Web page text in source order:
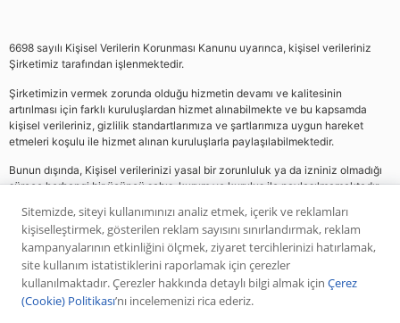
6698 sayılı Kişisel Verilerin Korunması Kanunu uyarınca, kişisel verileriniz
Şirketimiz tarafından işlenmektedir.
Şirketimizin vermek zorunda olduğu hizmetin devamı ve kalitesinin
artırılması için farklı kuruluşlardan hizmet alınabilmekte ve bu kapsamda
kişisel verileriniz, gizlilik standartlarımıza ve şartlarımıza uygun hareket
etmeleri koşulu ile hizmet alınan kuruluşlarla paylaşılabilmektedir.
Bunun dışında, Kişisel verilerinizi yasal bir zorunluluk ya da izniniz olmadığı
sürece herhangi bir üçüncü şahıs, kurum ve kuruluş ile paylaşılmamaktadır.
Web sitemizde yer alan analiz, yorum ve tavsiyeler yatırım danışmanlığı
kapsamında değildir. Bu tavsiyeler genel nitelikte olup, özel olarak sizin mali
durumunuz ile risk ve getiri tercihlerinize uygun olarak hazırlanmamıştır. Bu
nedenle, sadece burada yer alan bilgilere dayanılarak yatırım kararı verilmesi
beklentilerinize uygun sonuçlar doğurmayabilir. Yapılan tüm yorumlar
Sitemizde, siteyi kullanımınızı analiz etmek, içerik ve reklamları
kişiselleştirmek, gösterilen reklam sayısını sınırlandırmak, reklam
kampanyalarının etkinliğini ölçmek, ziyaret tercihlerinizi hatırlamak,
site kullanım istatistiklerini raporlamak için çerezler
kullanılmaktadır. Çerezler hakkında detaylı bilgi almak için Çerez
(Cookie) Politikası’nı incelemenizi rica ederiz.